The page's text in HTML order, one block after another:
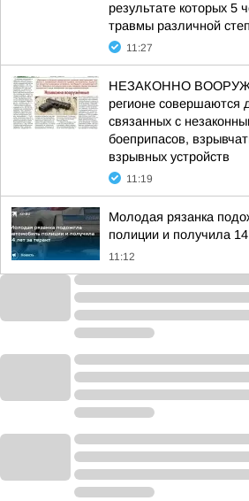
результате которых 5
травмы различной
11:27
НЕЗАКОННО
регионе совершаются
связанных с
боеприпасов,
взрывных устройств
11:19
Молодая рязанка
полиции и получила
11:12